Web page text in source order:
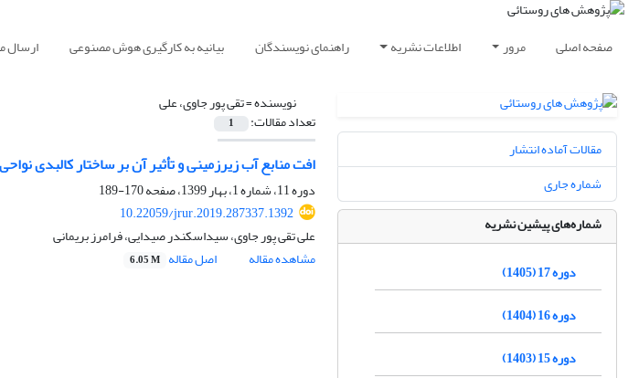
صفحه اصلی مرور اطلاعات نشریه راهنمای نویسندگان بیانیه به کارگیری هوش مصنوعی ارسال
نویسنده =تقی پور جاوی، علی
تعداد مقالات: 1
افت منابع آب زیرزمینی و تأثیر آن بر ساختار کالبدی
دوره 11، شماره 1، بهار 1399، صفحه
170-189
10.22059/jrur.2019.287337.1392
علی تقی پور جاوی، سیداسکندر صیدایی، فرامرز بریمانی
مشاهده مقاله
اصل مقاله 6.05 M
مقالات آماده انتشار
شماره جاری
شماره‌های پیشین نشریه
دوره 17 (1405)
دوره 16 (1404)
دوره 15 (1403)